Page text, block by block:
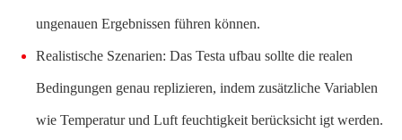
ungenauen Ergebnissen führen können.
Realistische Szenarien: Das Testa ufbau sollte die realen
Bedingungen genau replizieren, indem zusätzliche Variablen
wie Temperatur und Luft feuchtigkeit berücksicht igt werden.